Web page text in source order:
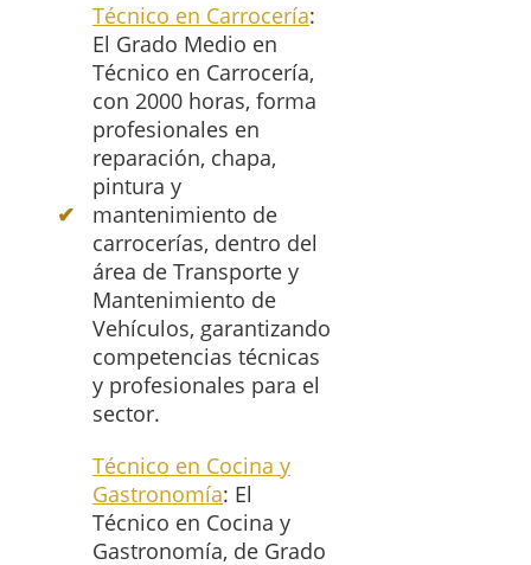
Técnico en Carrocería:
El Grado Medio en
Técnico en Carrocería,
con 2000 horas, forma
profesionales en
reparación, chapa,
pintura y
mantenimiento de
carrocerías, dentro del
área de Transporte y
Mantenimiento de
Vehículos, garantizando
competencias técnicas
y profesionales para el
sector.
Técnico en Cocina y
Gastronomía: El
Técnico en Cocina y
Gastronomía, de Grado